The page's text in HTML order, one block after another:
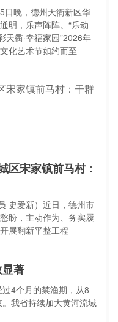
日晚，德州天衢新区华
明，乐声阵阵。“乐动
天衢·幸福家园”2026年
化艺术节如约而至
区宋家镇前马村：
史爱新）近日，德州市
盼，主动作为、务实履
展翻新平整工程
著
4个月的禁渔期，从8
我省持续加大黄河流域